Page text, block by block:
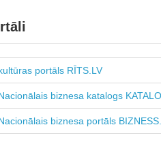
portāls RĪTS.LV
biznesa katalogs
biznesa portāls